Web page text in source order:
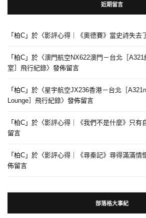
近期留言
「 柏C 」於〈影評心得｜《奧德賽》當史詩失去
「 柏C 」於〈澳門航空NX622澳門－台北［
室］飛行紀錄〉發佈留言
「 柏C 」於〈星宇航空JX236香港－台北［
Lounge］飛行紀錄〉發佈留言
「 柏C 」於〈影評心得｜《我們不是什麼》只有
留言
「 柏C 」於〈影評心得｜《尋秦記》尋得滿滿情
佈留言
部落格大事紀